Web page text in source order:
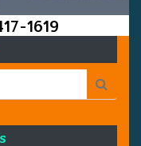
1619